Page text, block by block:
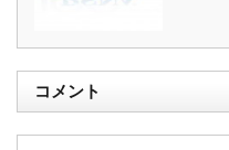
コメント